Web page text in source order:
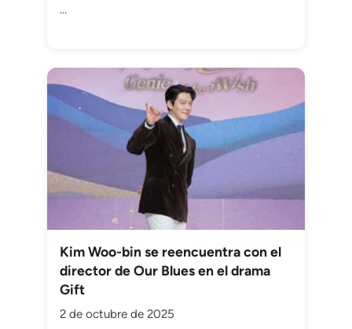
...
Kim Woo-bin se reencuentra con el
director de Our Blues en el drama
Gift
2 de octubre de 2025